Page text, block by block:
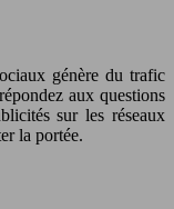
génère du trafic
aux questions
sur les réseaux
la portée.